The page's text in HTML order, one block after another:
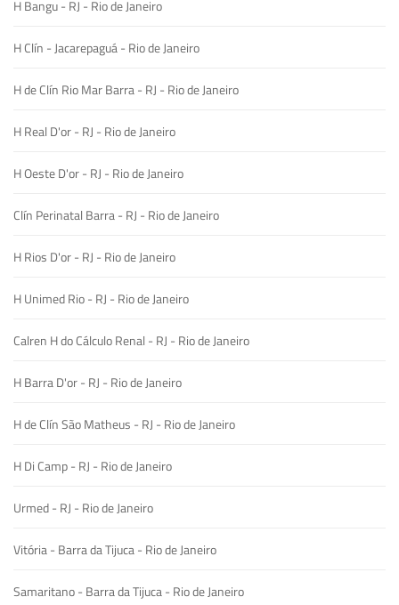
H Bangu - RJ - Rio de Janeiro
H Clín - Jacarepaguá - Rio de Janeiro
H de Clín Rio Mar Barra - RJ - Rio de Janeiro
H Real D'or - RJ - Rio de Janeiro
H Oeste D'or - RJ - Rio de Janeiro
Clín Perinatal Barra - RJ - Rio de Janeiro
H Rios D'or - RJ - Rio de Janeiro
H Unimed Rio - RJ - Rio de Janeiro
Calren H do Cálculo Renal - RJ - Rio de Janeiro
H Barra D'or - RJ - Rio de Janeiro
H de Clín São Matheus - RJ - Rio de Janeiro
H Di Camp - RJ - Rio de Janeiro
Urmed - RJ - Rio de Janeiro
Vitória - Barra da Tijuca - Rio de Janeiro
Samaritano - Barra da Tijuca - Rio de Janeiro